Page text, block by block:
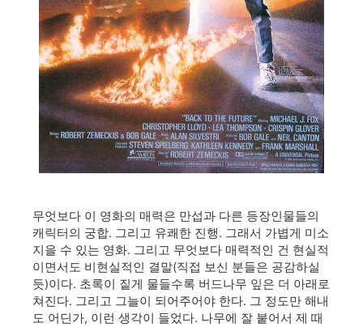
무엇보다 이 영화의 매력은 만섭과 다른 등장인물들의
캐릭터의 궁합. 그리고 유쾌한 진행. 그래서 가볍게 미소
지을 수 있는 영화. 그리고 무엇보다 매력적인 건 현실적
이면서도 비현실적인 결말(직접 보신 분들은 공감하실
듯)이다. 초록이 짙게 물들수록 버드나무 잎은 더 아래로
쳐진다. 그리고 그늘이 되어주어야 한다. 그 정도만 해내
도 어딘가, 이런 생각이 들었다. 나무에 잘 붙어서 제 때